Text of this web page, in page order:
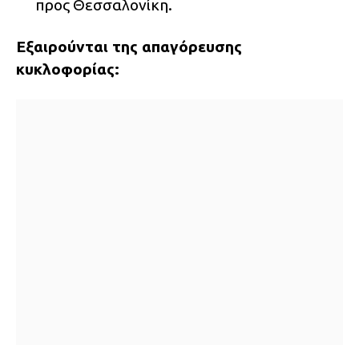
προς Θεσσαλονίκη.
Εξαιρούνται της απαγόρευσης
κυκλοφορίας: